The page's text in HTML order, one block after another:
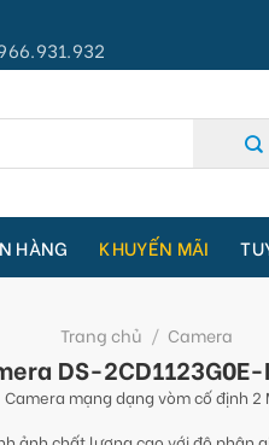
HÀNG KHUYẾN MÃI
Trang chủ / Camera
DS-
Camera mạng dạng vòm cố định 2